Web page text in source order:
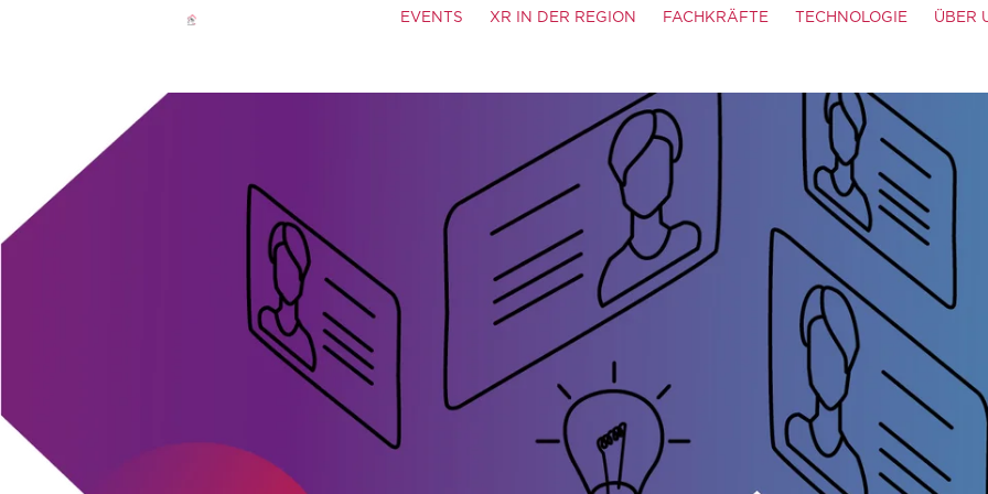
EVENTS XR IN DER REGION FACHKRÄFTE TECHNOLOGIE ÜBER